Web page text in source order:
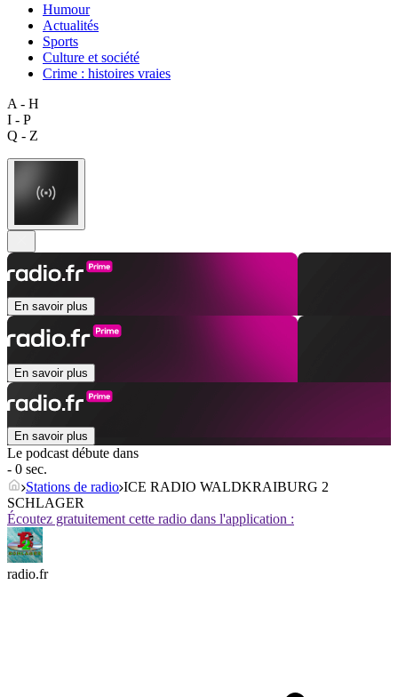
Humour
Actualités
Sports
Culture et société
Crime : histoires vraies
A - H
I - P
Q - Z
En savoir plus
En savoir plus
En savoir plus
Le podcast débute dans
- 0 sec.
Stations de radio ICE RADIO WALDKRAIBURG 2
SCHLAGER
Écoutez gratuitement cette radio dans l'application :
radio.fr